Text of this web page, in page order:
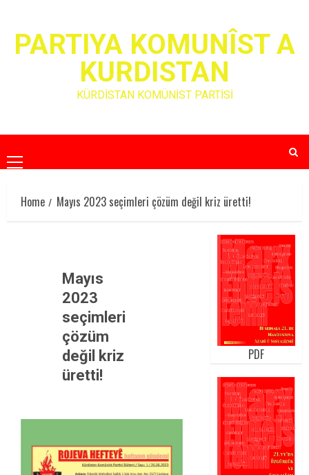
contentPARTIYA KOMUNÎST A
KURDISTAN
KÜRDİSTAN KOMÜNİST PARTİSİ
Primary
Menu
Home
Mayıs 2023 seçimleri çözüm değil kriz üretti!
Mayıs
2023
seçimleri
çözüm
değil kriz
üretti!
PDF